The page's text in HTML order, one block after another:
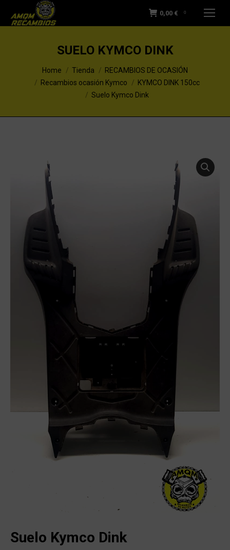
0,00 € 0
SUELO KYMCO DINK
You are here:Home Tienda
RECAMBIOS DE OCASIÓN
Recambios ocasión Kymco
KYMCO DINK 150cc
Suelo Kymco Dink
Suelo Kymco Dink